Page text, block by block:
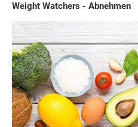
Weight Watchers - Abnehmen